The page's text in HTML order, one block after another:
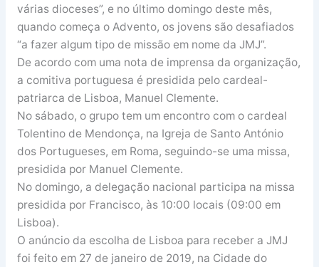
várias dioceses”, e no último domingo deste mês,
quando começa o Advento, os jovens são desafiados
“a fazer algum tipo de missão em nome da JMJ”.
De acordo com uma nota de imprensa da organização,
a comitiva portuguesa é presidida pelo cardeal-
patriarca de Lisboa, Manuel Clemente.
No sábado, o grupo tem um encontro com o cardeal
Tolentino de Mendonça, na Igreja de Santo António
dos Portugueses, em Roma, seguindo-se uma missa,
presidida por Manuel Clemente.
No domingo, a delegação nacional participa na missa
presidida por Francisco, às 10:00 locais (09:00 em
Lisboa).
O anúncio da escolha de Lisboa para receber a JMJ
foi feito em 27 de janeiro de 2019, na Cidade do